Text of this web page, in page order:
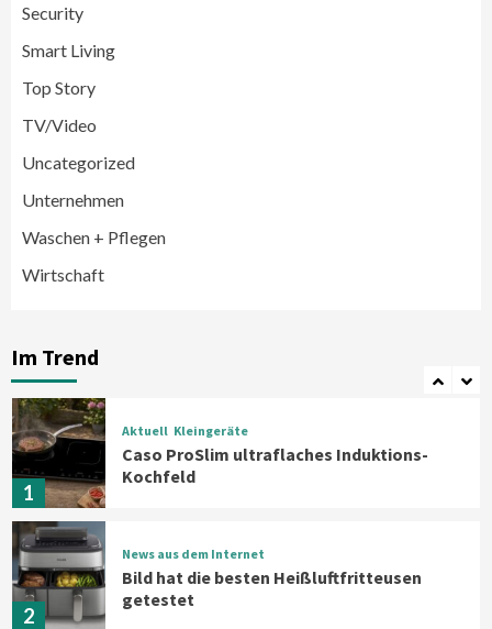
Security
Smart Living
Top Story
TV/Video
Uncategorized
Unternehmen
Waschen + Pflegen
Wirtschaft
Im Trend
5
6
Verbraucher setzen immer mehr auf
Klimageräte und Ventilatoren
7
1
Aktuell Kleingeräte
Caso ProSlim ultraflaches Induktions-
Kochfeld
2
News aus dem Internet
Bild hat die besten Heißluftfritteusen
getestet